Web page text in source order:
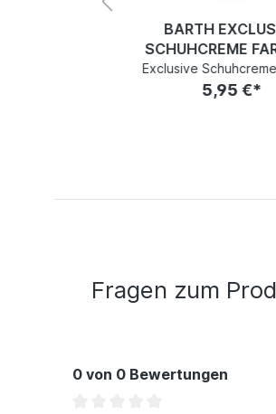
BARTH
SCHUHCREME
Exclusive
5,95 €*
Fragen zum
0 von 0 Bewertungen